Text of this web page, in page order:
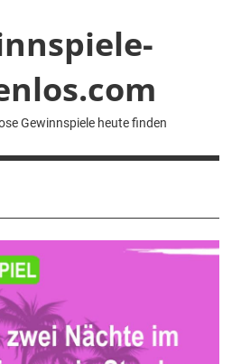
Gewinnspiele heute finden